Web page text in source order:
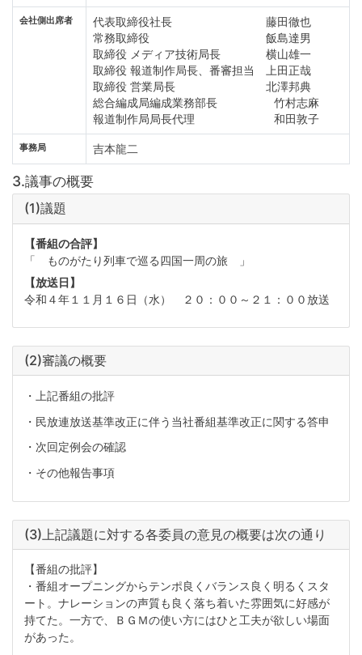
会社側出席者
代表取締役社長 藤田徹也
常務取締役 飯島達男
取締役 メディア技術局長 横山雄一
取締役 報道制作局長、番審担当 上田正哉
取締役 営業局長 北澤邦典
総合編成局編成業務部長 竹村志麻
報道制作局局長代理 和田敦子
事務局 吉本龍二
3.議事の概要
(1)議題
【番組の合評】
「 ものがたり列車で巡る四国一周の旅 」
【放送日】
令和４年１１月１６日（水） ２０：００～２１：００放送
(2)審議の概要
・上記番組の批評
・民放連放送基準改正に伴う当社番組基準改正に関する答申
・次回定例会の確認
・その他報告事項
(3)上記議題に対する各委員の意見の概要は次の通り
【番組の批評】
・番組オープニングからテンポ良くバランス良く明るくスタ
ート。ナレーションの声質も良く落ち着いた雰囲気に好感が
持てた。一方で、ＢＧＭの使い方にはひと工夫が欲しい場面
があった。